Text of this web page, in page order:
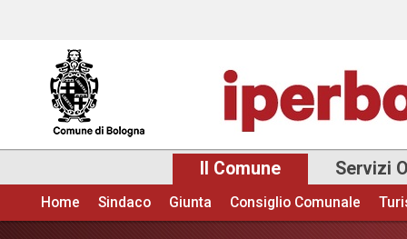
Il Comune Servizi
Menu principale
Home Sindaco Giunta Consiglio Comunale